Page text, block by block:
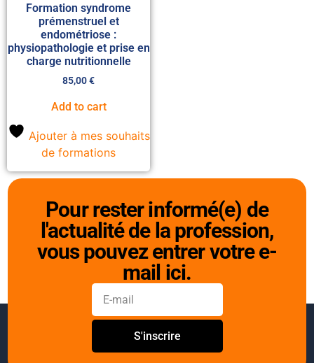
Formation syndrome
prémenstruel et
endométriose :
physiopathologie et prise en
charge nutritionnelle
85,00€
Add to cart
Ajouter à mes souhaits
de formations
Pour rester informé(e) de
l'actualité de la profession,
vous pouvez entrer votre e-
mail ici.
S'inscrire